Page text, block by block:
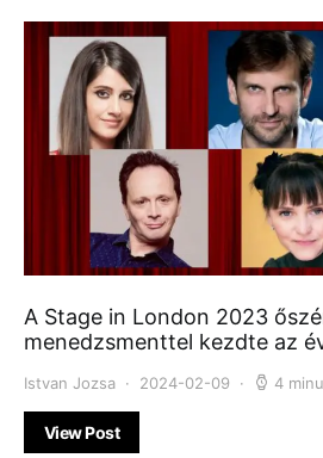
A Stage in London 2023
menedzsmenttel kezdte az
Istvan Jozsa 2024-02-09 4
View Post